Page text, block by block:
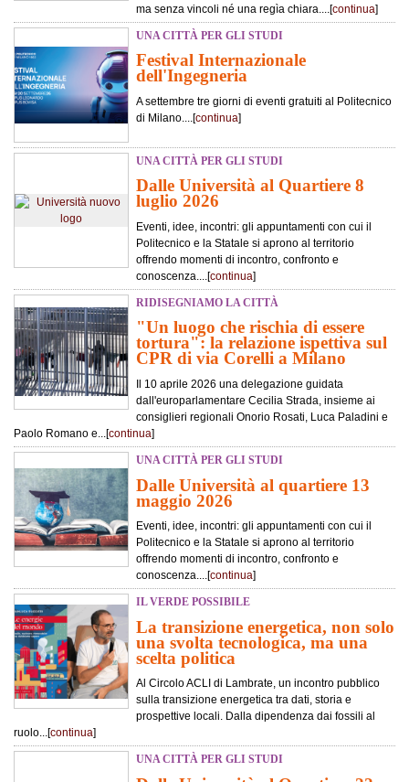
ma senza vincoli né una regìa chiara....[continua]
UNA CITTÀ PER GLI STUDI
Festival Internazionale
dell'Ingegneria
A settembre tre giorni di eventi gratuiti al Politecnico
di Milano....[continua]
UNA CITTÀ PER GLI STUDI
Dalle Università al Quartiere 8
luglio 2026
Eventi, idee, incontri: gli appuntamenti con cui il
Politecnico e la Statale si aprono al territorio
offrendo momenti di incontro, confronto e
conoscenza....[continua]
RIDISEGNIAMO LA CITTÀ
"Un luogo che rischia di essere
tortura": la relazione ispettiva sul
CPR di via Corelli a Milano
Il 10 aprile 2026 una delegazione guidata
dall'europarlamentare Cecilia Strada, insieme ai
consiglieri regionali Onorio Rosati, Luca Paladini e
Paolo Romano e...[continua]
UNA CITTÀ PER GLI STUDI
Dalle Università al quartiere 13
maggio 2026
Eventi, idee, incontri: gli appuntamenti con cui il
Politecnico e la Statale si aprono al territorio
offrendo momenti di incontro, confronto e
conoscenza....[continua]
IL VERDE POSSIBILE
La transizione energetica, non solo
una svolta tecnologica, ma una
scelta politica
Al Circolo ACLI di Lambrate, un incontro pubblico
sulla transizione energetica tra dati, storia e
prospettive locali. Dalla dipendenza dai fossili al
ruolo...[continua]
UNA CITTÀ PER GLI STUDI